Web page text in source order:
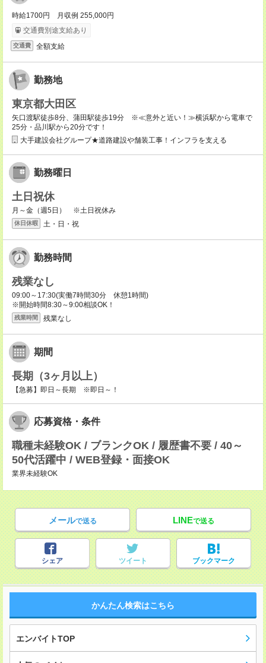
時給1700円 月収例 255,000円
交通費別途支給あり
交通費 全額支給
勤務地
東京都大田区
矢口渡駅徒歩8分、蒲田駅徒歩19分 ※≪意外と近い！≫横浜駅から電車で
25分・品川駅から20分です！
大手建設会社グループ★道路建設や舗装工事！インフラを支える
勤務曜日
土日祝休
月～金（週5日） ※土日祝休み
休日休暇 土・日・祝
勤務時間
残業なし
09:00～17:30(実働7時間30分 休憩1時間)
※開始時間8:30～9:00相談OK！
残業時間 残業なし
期間
長期（3ヶ月以上）
【急募】即日～長期 ※即日～！
応募資格・条件
職種未経験OK / ブランクOK / 履歴書不要 / 40～
50代活躍中 / WEB登録・面接OK
業界未経験OK
メールで送る LINEで送る
シェア ツイート ブックマーク
かんたん検索はこちら
エンバイトTOP